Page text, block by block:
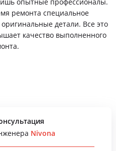
ремонта специальное
детали. Все это
качество выполненного
Nivona